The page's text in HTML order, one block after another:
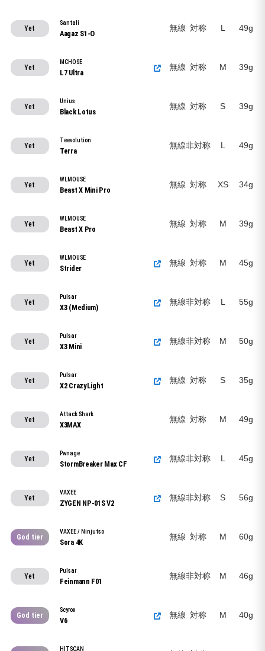
Yet
Santali
Aagaz S1-O
無線 対称 L 49g
Yet
MCHOSE
L7 Ultra
無線 対称 M 39g
Yet
Unius
Black Lotus
無線 対称 S 39g
Yet
Teevolution
Terra
無線非対称 L 49g
Yet
WLMOUSE
Beast X Mini Pro
無線 対称 XS 34g
Yet
WLMOUSE
Beast X Pro
無線 対称 M 39g
Yet
WLMOUSE
Strider
無線 対称 M 45g
Yet
Pulsar
X3 (Medium)
無線非対称 L 55g
Yet
Pulsar
X3 Mini
無線非対称 M 50g
Yet
Pulsar
X2 CrazyLight
無線 対称 S 35g
Yet
Attack Shark
X3MAX
無線 対称 M 49g
Yet
Pwnage
StormBreaker Max CF
無線非対称 L 45g
Yet
VAXEE
ZYGEN NP-01S V2
無線非対称 S 56g
God tier
VAXEE / Ninjutso
Sora 4K
無線 対称 M 60g
Yet
Pulsar
Feinmann F01
無線非対称 M 46g
God tier
Scyrox
V6
無線 対称 M 40g
HITSCAN